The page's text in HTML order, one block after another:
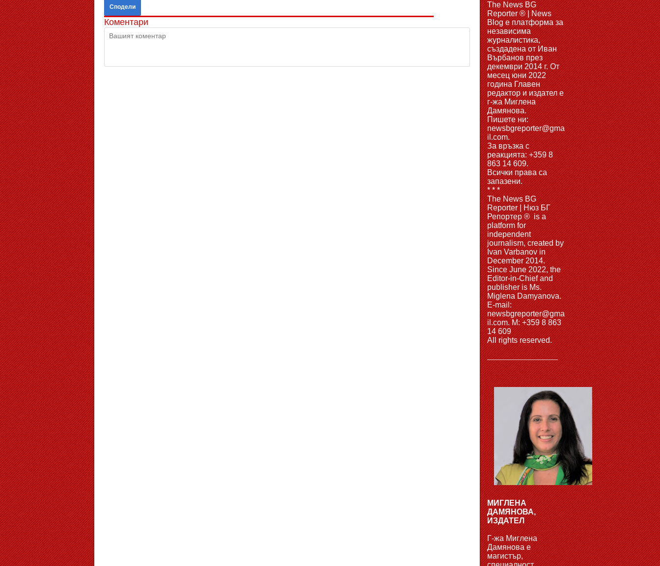
Сподели
Коментари
The News BG
Reporter ® | News
Blog e платформа за
независима
журналистика,
създадена от Иван
Върбанов през
декември 2014 г. От
месец юни 2022
година Главен
редактор и издател е
г-жа Миглена
Дамянова.
Пишете ни:
newsbgreporter@gma
il.com.
За връзка с
реакцията: +359 8
863 14 609.
Всички права са
запазени.
* * *
The News BG
Reporter | Нюз БГ
Репортер ® is a
platform for
independent
journalism, created by
Ivan Varbanov in
December 2014.
Since June 2022, the
Editor-in-Chief and
publisher is Ms.
Miglena Damyanova.
Е-mail:
newsbgreporter@gma
il.com. M: +359 8 863
14 609
All rights reserved.
МИГЛЕНА
ДАМЯНОВА,
ИЗДАТЕЛ
Г-жа Миглена
Дамянова е
магистър,